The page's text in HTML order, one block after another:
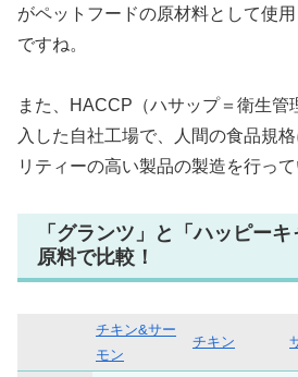
がペットフードの原材料として使
ですね。
また、HACCP（ハサップ＝衛生管
入した自社工場で、人間の食品規
リティーの高い製品の製造を行って
「グランツ」と「ハッピー
原料で比較！
チキン&サー
モン
チキン